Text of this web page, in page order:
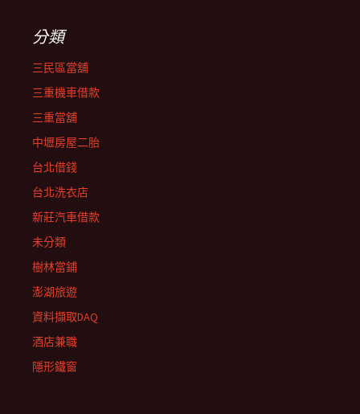
分類
三民區當舖
三重機車借款
三重當舖
中壢房屋二胎
台北借錢
台北洗衣店
新莊汽車借款
未分類
樹林當鋪
澎湖旅遊
資料擷取DAQ
酒店兼職
隱形鐵窗